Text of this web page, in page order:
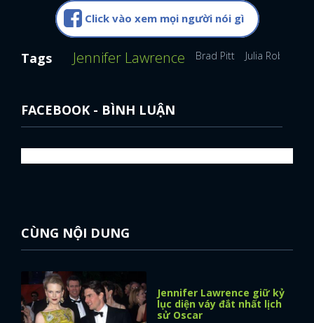
FACEBOOK GOOGLE
Click vào xem mọi người nói gì
Tags Jennifer Lawrence Brad Pitt Julia Roberts
FACEBOOK - BÌNH LUẬN
CÙNG NỘI DUNG
Jennifer Lawrence giữ kỷ
lục diện váy đắt nhất lịch
sử Oscar